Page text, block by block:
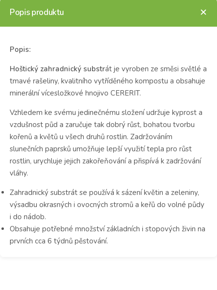
Popis produktu
Popis:
Hoštický zahradnický substrát je vyroben ze směsi světlé a
tmavé rašeliny, kvalitního vytříděného kompostu a obsahuje
minerální vícesložkové hnojivo CERERIT.
Vzhledem ke svému jedinečnému složení udržuje kyprost a
vzdušnost půd a zaručuje tak dobrý růst, bohatou tvorbu
kořenů a květů u všech druhů rostlin. Zadržováním
slunečních paprsků umožňuje lepší využití tepla pro růst
rostlin, urychluje jejich zakořeňování a přispívá k zadržování
vláhy.
Zahradnický substrát se používá k sázení květin a zeleniny,
výsadbu okrasných i ovocných stromů a keřů do volné půdy
i do nádob.
Obsahuje potřebné množství základních i stopových živin na
prvních cca 6 týdnů pěstování.